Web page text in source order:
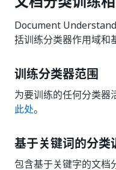
Document
括训练分类器作用域和
训练分类器范围
为要训练的任何分类器
此处。
基于关键词的分类
包含基于关键字的文档